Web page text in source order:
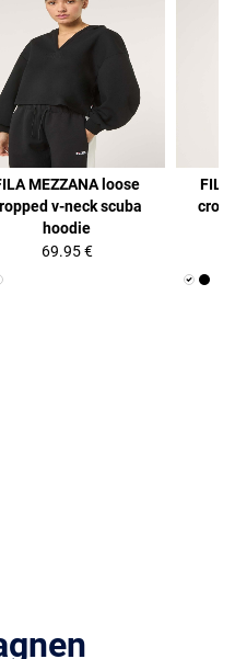
MEZZANA loose
v-neck scuba
hoodie
69.95 €